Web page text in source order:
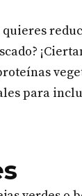
quieres
para